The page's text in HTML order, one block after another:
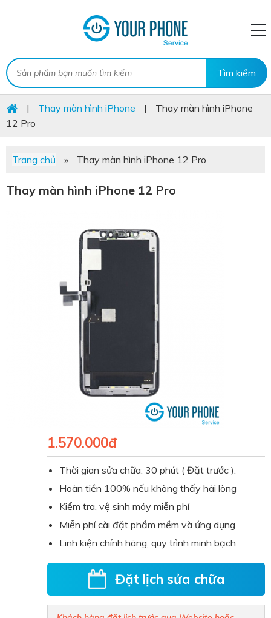
| Thay màn hình iPhone |
Thay màn hình iPhone
12 Pro
Trang chủ » Thay màn hình iPhone 12 Pro
Thay màn hình iPhone 12 Pro
1.570.000đ
Thời gian sửa chữa: 30 phút ( Đặt trước ).
Hoàn tiền 100% nếu không thấy hài lòng
Kiểm tra, vệ sinh máy miễn phí
Miễn phí cài đặt phầm mềm và ứng dụng
Linh kiện chính hãng, quy trình minh bạch
Đặt lịch sửa chữa